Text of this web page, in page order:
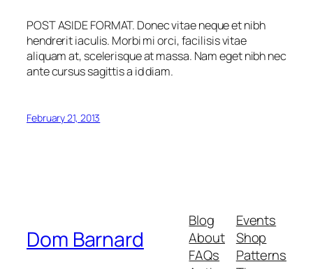
POST ASIDE FORMAT. Donec vitae neque et nibh
hendrerit iaculis. Morbi mi orci, facilisis vitae
aliquam at, scelerisque at massa. Nam eget nibh nec
ante cursus sagittis a id diam.
February 21, 2013
Dom Barnard
Blog
About
FAQs
Events
Shop
Patterns